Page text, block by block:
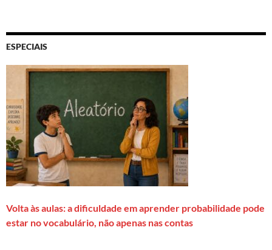
ESPECIAIS
Volta às aulas: a dificuldade em aprender probabilidade pode
estar no vocabulário, não apenas nas contas